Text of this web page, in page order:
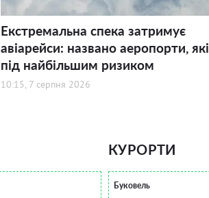
Екстремальна спека затримує
авіарейси: названо аеропорти, які
під найбільшим ризиком
10:15, 7 серпня 2026
КУРОРТИ
Буковель